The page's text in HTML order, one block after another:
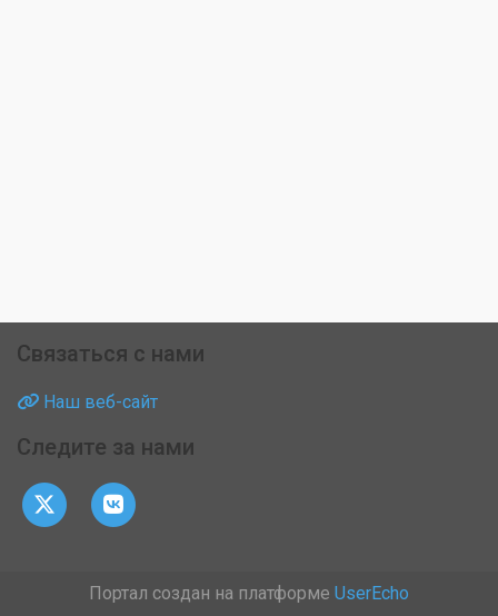
Связаться с нами
Наш веб-сайт
Следите за нами
Портал создан на платформе UserEcho